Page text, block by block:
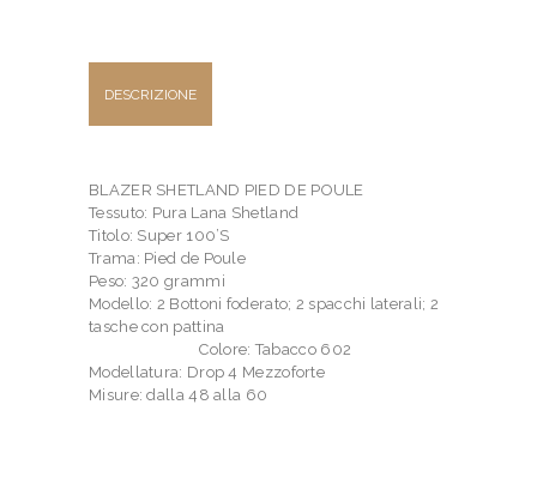
DESCRIZIONE
BLAZER SHETLAND PIED DE POULE
Tessuto: Pura Lana Shetland
Titolo: Super 100’S
Trama: Pied de Poule
Peso: 320 grammi
Modello: 2 Bottoni foderato; 2 spacchi laterali; 2
tasche con pattina
Colore: Tabacco 602
Modellatura: Drop 4 Mezzoforte
Misure: dalla 48 alla 60